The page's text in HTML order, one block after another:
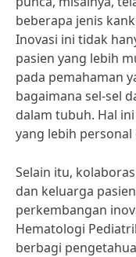
beberapa jenis
Inovasi ini tidak
pasien yang lebih
pada pemahaman
bagaimana sel-sel
dalam tubuh. Hal
yang lebih
Selain itu,
dan keluarga
perkembangan
Hematologi
berbagi